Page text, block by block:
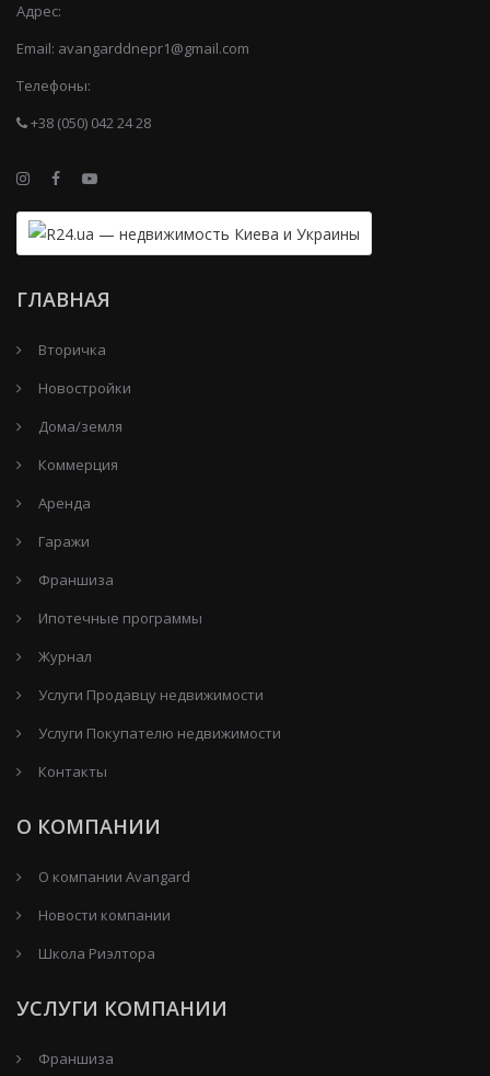
Адрес:
Email: avangarddnepr1@gmail.com
Телефоны:
+38 (050) 042 24 28
ГЛАВНАЯ
Вторичка
Новостройки
Дома/земля
Коммерция
Аренда
Гаражи
Франшиза
Ипотечные программы
Журнал
Услуги Продавцу недвижимости
Услуги Покупателю недвижимости
Контакты
О КОМПАНИИ
О компании Avangard
Новости компании
Школа Риэлтора
УСЛУГИ КОМПАНИИ
Франшиза